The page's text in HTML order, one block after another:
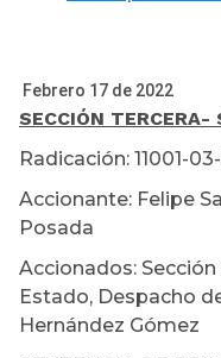
Febrero 17 de 2022
SECCIÓN TERCERA-
Radicación: 11001-
Accionante: Felipe
Posada
Accionados:
Estado, Despacho
Hernández Gómez